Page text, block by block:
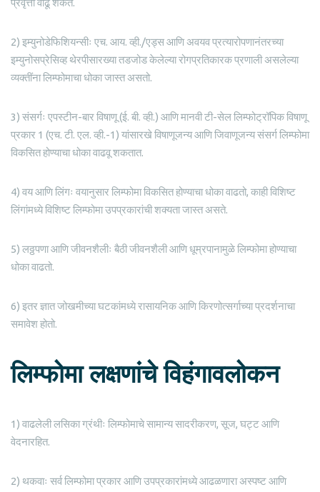
प्रवृत्ती वाढू शकते.
2) इम्युनोडेफिशियन्सीः एच. आय. व्ही./एड्स आणि अवयव प्रत्यारोपणानंतरच्या
इम्युनोसप्रेसिव्ह थेरपीसारख्या तडजोड केलेल्या रोगप्रतिकारक प्रणाली असलेल्या
व्यक्तींना लिम्फोमाचा धोका जास्त असतो.
3) संसर्गः एपस्टीन-बार विषाणू (ई. बी. व्ही.) आणि मानवी टी-सेल लिम्फोट्रॉपिक विषाणू
प्रकार 1 (एच. टी. एल. व्ही.-1) यांसारखे विषाणूजन्य आणि जिवाणूजन्य संसर्ग लिम्फोमा
विकसित होण्याचा धोका वाढवू शकतात.
4) वय आणि लिंगः वयानुसार लिम्फोमा विकसित होण्याचा धोका वाढतो, काही विशिष्ट
लिंगांमध्ये विशिष्ट लिम्फोमा उपप्रकारांची शक्यता जास्त असते.
5) लठ्ठपणा आणि जीवनशैलीः बैठी जीवनशैली आणि धूम्रपानामुळे लिम्फोमा होण्याचा
धोका वाढतो.
6) इतर ज्ञात जोखमीच्या घटकांमध्ये रासायनिक आणि किरणोत्सर्गाच्या प्रदर्शनाचा
समावेश होतो.
लिम्फोमा लक्षणांचे विहंगावलोकन
1) वाढलेली लसिका ग्रंथीः लिम्फोमाचे सामान्य सादरीकरण, सूज, घट्ट आणि
वेदनारहित.
2) थकवाः सर्व लिम्फोमा प्रकार आणि उपप्रकारांमध्ये आढळणारा अस्पष्ट आणि